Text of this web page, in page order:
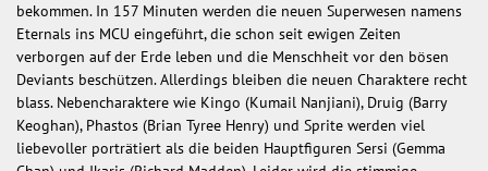
bekommen. In 157 Minuten werden die neuen Superwesen namens
Eternals ins MCU eingeführt, die schon seit ewigen Zeiten
verborgen auf der Erde leben und die Menschheit vor den bösen
Deviants beschützen. Allerdings bleiben die neuen Charaktere recht
blass. Nebencharaktere wie Kingo (Kumail Nanjiani), Druig (Barry
Keoghan), Phastos (Brian Tyree Henry) und Sprite werden viel
liebevoller porträtiert als die beiden Hauptfiguren Sersi (Gemma